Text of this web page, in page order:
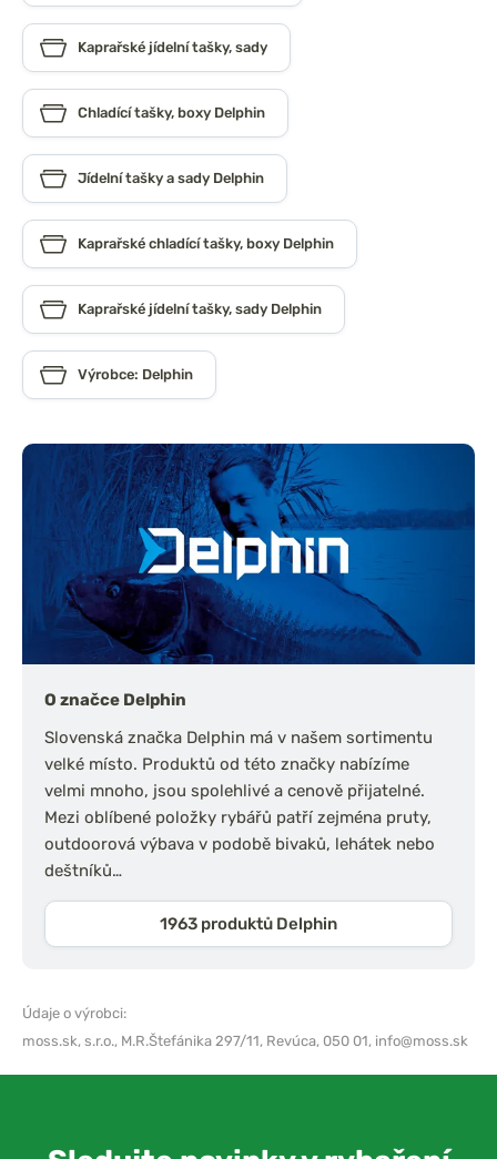
Kaprařské jídelní tašky, sady
Chladící tašky, boxy Delphin
Jídelní tašky a sady Delphin
Kaprařské chladící tašky, boxy Delphin
Kaprařské jídelní tašky, sady Delphin
Výrobce: Delphin
O značce Delphin
Slovenská značka Delphin má v našem sortimentu
velké místo. Produktů od této značky nabízíme
velmi mnoho, jsou spolehlivé a cenově přijatelné.
Mezi oblíbené položky rybářů patří zejména pruty,
outdoorová výbava v podobě bivaků, lehátek nebo
deštníků…
1963 produktů Delphin
Údaje o výrobci:
moss.sk, s.r.o., M.R.Štefánika 297/11, Revúca, 050 01, info@moss.sk